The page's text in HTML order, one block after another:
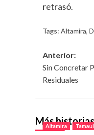
retrasó.
Tags: Altamira,
de
entradas
Anterior:
Sin Concretar
Residuales
Más historias
Altamira